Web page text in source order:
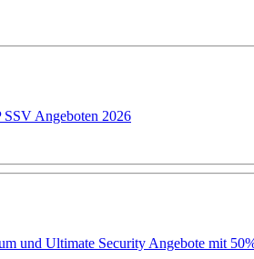
Angeboten 2026
und Ultimate Security Angebote mit